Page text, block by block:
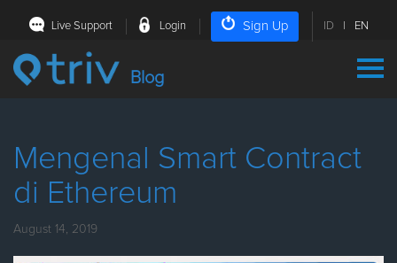
Live Support Login Sign Up ID EN
Blog
Mengenal Smart Contract
di Ethereum
August 14, 2019